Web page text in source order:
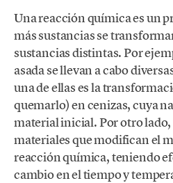
Una reacción química es un
más sustancias se
sustancias distintas. Por
asada se llevan a cabo
una de ellas es la
quemarlo) en cenizas, cuya
material inicial. Por otro lado,
materiales que modifican el
reacción química, teniendo
cambio en el tiempo y